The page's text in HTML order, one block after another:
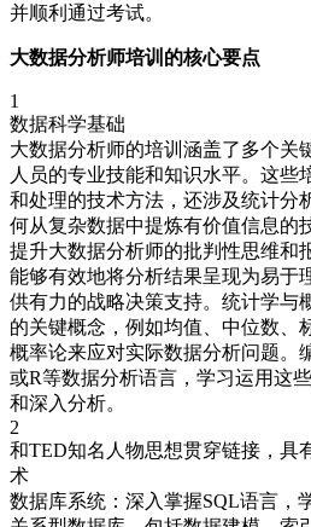
并顺利通过考试。
大数据分析师培训的核心要点
1
数据科学基础
大数据分析师的培训涵盖了多个关
人员的专业技能和知识水平。这些
和处理的技术方法，还涉及统计分
何从复杂数据中提炼有价值信息的
提升大数据分析师的批判性思维和
能够有效地将分析结果呈现为易于
供有力的战略决策支持。统计学与
的关键概念，例如均值、中位数、
概率论来应对实际数据分析问题。
或R等数据分析语言，学习运用这
和深入分析。
2
和TED知名人物思想贯穿链接，具
术
数据库系统：深入掌握SQL语言，